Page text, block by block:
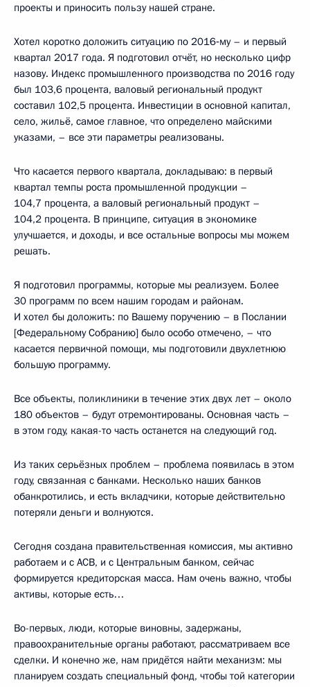
проекты и приносить пользу нашей стране.
Хотел коротко доложить ситуацию по 2016‑му – и первый
квартал 2017 года. Я подготовил отчёт, но несколько цифр
назову. Индекс промышленного производства по 2016 году
был 103,6 процента, валовый региональный продукт
составил 102,5 процента. Инвестиции в основной капитал,
село, жильё, самое главное, что определено майскими
указами, – все эти параметры реализованы.
Что касается первого квартала, докладываю: в первый
квартал темпы роста промышленной продукции –
104,7 процента, а валовый региональный продукт –
104,2 процента. В принципе, ситуация в экономике
улучшается, и доходы, и все остальные вопросы мы можем
решать.
Я подготовил программы, которые мы реализуем. Более
30 программ по всем нашим городам и районам.
И хотел бы доложить: по Вашему поручению – в Послании
[Федеральному Собранию] было особо отмечено, – что
касается первичной помощи, мы подготовили двухлетнюю
большую программу.
Все объекты, поликлиники в течение этих двух лет – около
180 объектов – будут отремонтированы. Основная часть –
в этом году, какая-то часть останется на следующий год.
Из таких серьёзных проблем – проблема появилась в этом
году, связанная с банками. Несколько наших банков
обанкротились, и есть вкладчики, которые действительно
потеряли деньги и волнуются.
Сегодня создана правительственная комиссия, мы активно
работаем и с АСВ, и с Центральным банком, сейчас
формируется кредиторская масса. Нам очень важно, чтобы
активы, которые есть…
Во-первых, люди, которые виновны, задержаны,
правоохранительные органы работают, рассматриваем все
сделки. И конечно же, нам придётся найти механизм: мы
планируем создать специальный фонд, чтобы той категории